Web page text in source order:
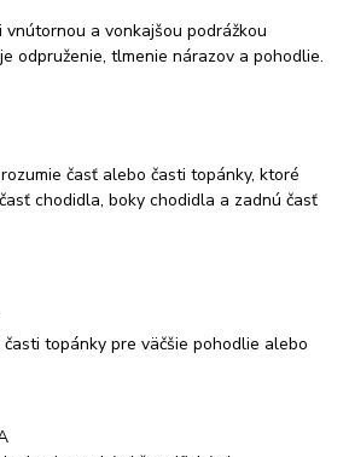
a vonkajšou podrážkou
odpruženie, tlmenie nárazov a pohodlie.
časť alebo časti topánky, ktoré
chodidla, boky chodidla a zadnú časť
topánky pre väčšie pohodlie alebo